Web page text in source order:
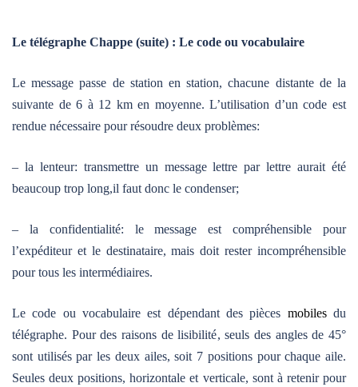
Le télégraphe Chappe (suite) : Le code ou vocabulaire
Le message passe de station en station, chacune distante de la
suivante de 6 à 12 km en moyenne. L’utilisation d’un code est
rendue nécessaire pour résoudre deux problèmes:
– la lenteur: transmettre un message lettre par lettre aurait été
beaucoup trop long,il faut donc le condenser;
– la confidentialité: le message est compréhensible pour
l’expéditeur et le destinataire, mais doit rester incompréhensible
pour tous les intermédiaires.
Le code ou vocabulaire est dépendant des pièces mobilesdu
télégraphe. Pour des raisons de lisibilité, seuls des angles de 45°
sont utilisés par les deux ailes, soit 7 positions pour chaque aile.
Seules deux positions, horizontale et verticale, sont à retenir pour